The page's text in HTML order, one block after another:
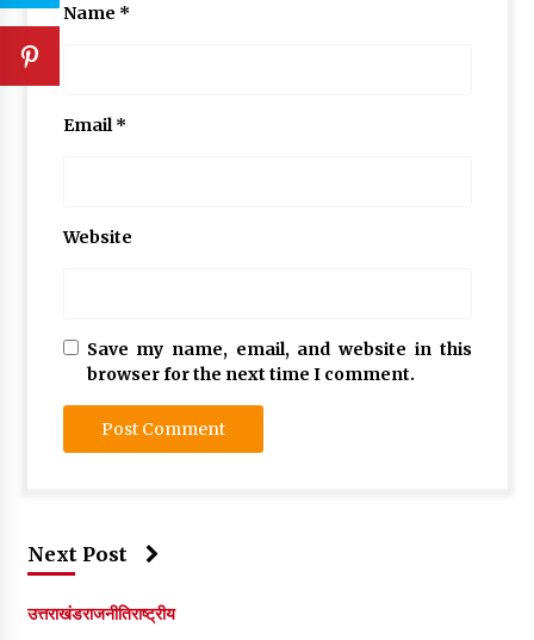
Name *
Email*
Website
Save my name, email, and website in this
browser for the next time I comment.
Next Post
उत्तराखंडराजनीतिराष्ट्रीय